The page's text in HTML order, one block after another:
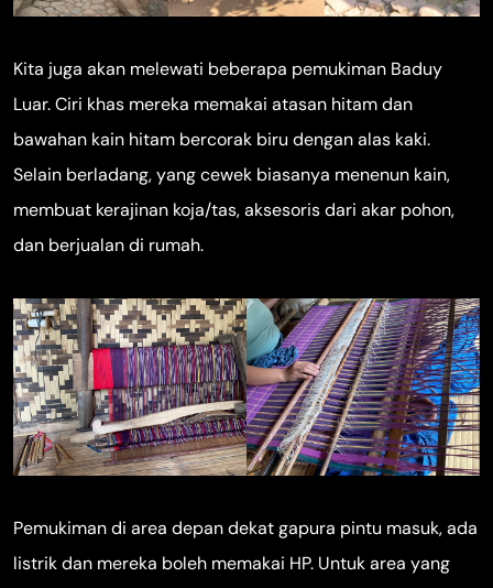
Kita juga akan melewati beberapa pemukiman Baduy
Luar. Ciri khas mereka memakai atasan hitam dan
bawahan kain hitam bercorak biru dengan alas kaki.
Selain berladang, yang cewek biasanya menenun kain,
membuat kerajinan koja/tas, aksesoris dari akar pohon,
dan berjualan di rumah.
Pemukiman di area depan dekat gapura pintu masuk, ada
listrik dan mereka boleh memakai HP. Untuk area yang